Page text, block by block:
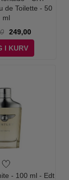
de Toilette - 50
ml
249,00
I KURV
- 100 ml - Edt